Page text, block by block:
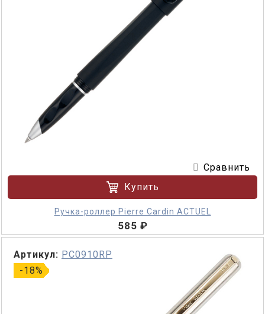
Сравнить
Купить
Ручка-роллер Pierre Cardin ACTUEL
585 ₽
-18%
Артикул: PC0910RP